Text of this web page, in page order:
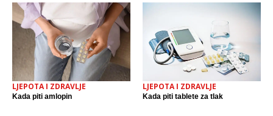
LJEPOTA I ZDRAVLJE
Kada piti amlopin
LJEPOTA I ZDRAVLJE
Kada piti tablete za tlak